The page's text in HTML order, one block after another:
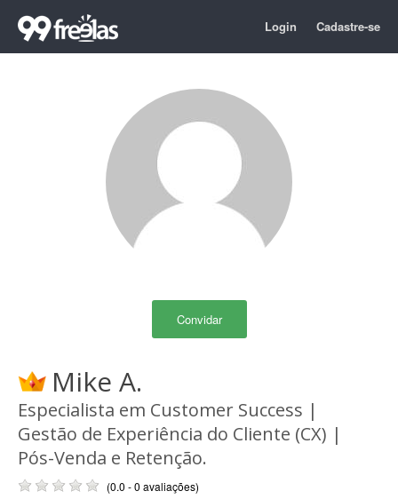
Login Cadastre-se
Convidar
Mike A.
Especialista em Customer Success |
Gestão de Experiência do Cliente (CX) |
Pós-Venda e Retenção.
(0.0 - 0 avaliações)